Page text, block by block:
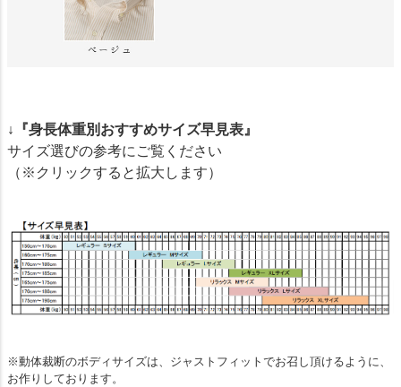
↓『身長体重別おすすめサイズ早見表』
サイズ選びの参考にご覧ください
（※クリックすると拡大します）
※動体裁断のボディサイズは、ジャストフィットでお召し頂けるように、
お作りしております。